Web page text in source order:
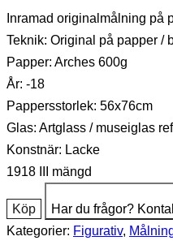
Inramad originalmålning på
Teknik: Original på papper /
Papper: Arches 600g
År: -18
Pappersstorlek: 56x76cm
Glas: Artglass / museiglas
Konstnär: Lacke
1918 III mängd
Köp
Har du frågor?
Kategorier: Figurativ,